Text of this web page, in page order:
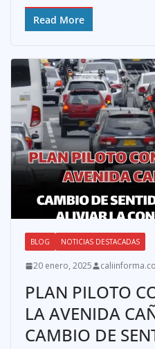
Read More
BLOG NOTICIAS DESTACADAS
20 enero, 2025
PLAN PILOTO
LA AVENIDA
CAMBIO DE